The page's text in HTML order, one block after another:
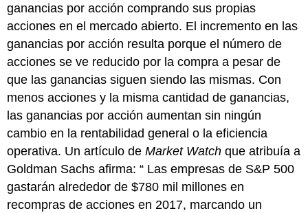
ganancias por acción comprando sus propias
acciones en el mercado abierto. El incremento en las
ganancias por acción resulta porque el número de
acciones se ve reducido por la compra a pesar de
que las ganancias siguen siendo las mismas. Con
menos acciones y la misma cantidad de ganancias,
las ganancias por acción aumentan sin ningún
cambio en la rentabilidad general o la eficiencia
operativa. Un artículo deMarket Watch que atribuía a
Goldman Sachs afirma: “ Las empresas de S&P 500
gastarán alrededor de $780 mil millones en
recompras de acciones en 2017, marcando un